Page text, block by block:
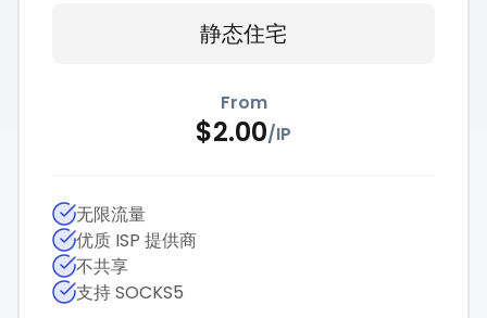
静态住宅
From
$2.00/IP
无限流量
优质 ISP 提供商
不共享
支持 SOCKS5